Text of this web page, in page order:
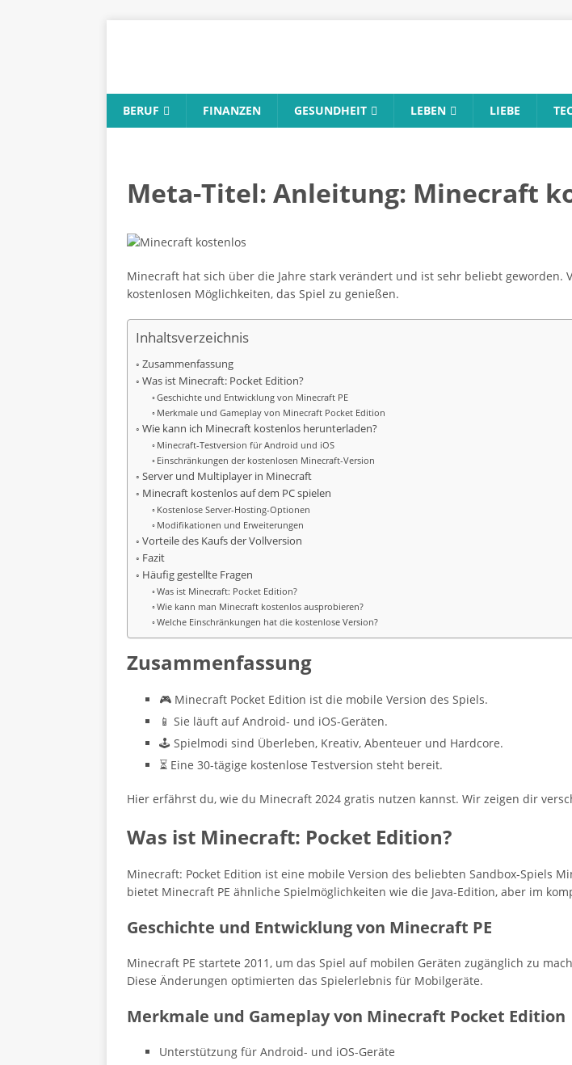
BERUF FINANZEN GESUNDHEIT LEBEN LIEBE
Meta-Titel: Anleitung: Minecraft
Minecraft hat sich über die Jahre stark verändert und ist sehr beliebt geworden.
kostenlosen Möglichkeiten, das Spiel zu genießen.
Inhaltsverzeichnis
Zusammenfassung
Was ist Minecraft: Pocket Edition?
Geschichte und Entwicklung von Minecraft PE
Merkmale und Gameplay von Minecraft Pocket Edition
Wie kann ich Minecraft kostenlos herunterladen?
Minecraft-Testversion für Android und iOS
Einschränkungen der kostenlosen Minecraft-Version
Server und Multiplayer in Minecraft
Minecraft kostenlos auf dem PC spielen
Kostenlose Server-Hosting-Optionen
Modifikationen und Erweiterungen
Vorteile des Kaufs der Vollversion
Fazit
Häufig gestellte Fragen
Was ist Minecraft: Pocket Edition?
Wie kann man Minecraft kostenlos ausprobieren?
Welche Einschränkungen hat die kostenlose Version?
Zusammenfassung
🎮 Minecraft Pocket Edition ist die mobile Version des Spiels.
📱 Sie läuft auf Android- und iOS-Geräten.
🕹️ Spielmodi sind Überleben, Kreativ, Abenteuer und Hardcore.
⏳ Eine 30-tägige kostenlose Testversion steht bereit.
Hier erfährst du, wie du Minecraft 2024 gratis nutzen kannst. Wir zeigen dir
Was ist Minecraft: Pocket Edition?
Minecraft: Pocket Edition ist eine mobile Version des beliebten Sandbox-Spiels
bietet Minecraft PE ähnliche Spielmöglichkeiten wie die Java-Edition, aber im
Geschichte und Entwicklung von Minecraft PE
Minecraft PE startete 2011, um das Spiel auf mobilen Geräten zugänglich zu
Diese Änderungen optimierten das Spielerlebnis für Mobilgeräte.
Merkmale und Gameplay von Minecraft Pocket Edition
Unterstützung für Android- und iOS-Geräte